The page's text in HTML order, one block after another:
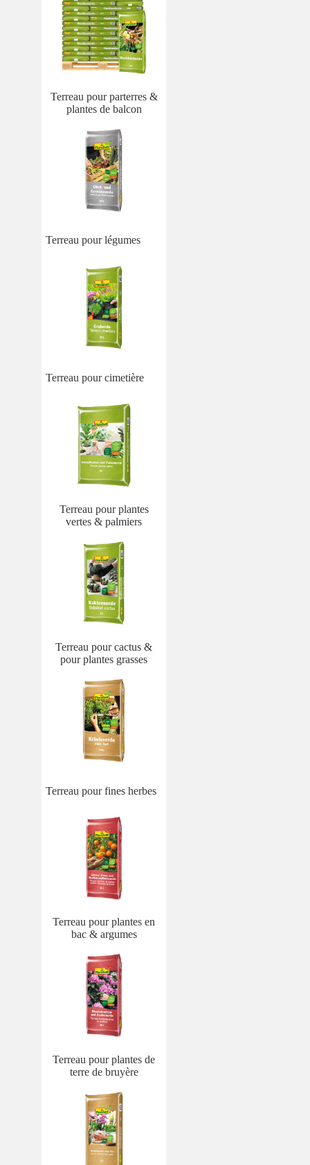
Terreau pour parterres &
plantes de balcon
Terreau pour légumes
Terreau pour cimetière
Terreau pour plantes
vertes & palmiers
Terreau pour cactus &
pour plantes grasses
Terreau pour fines herbes
Terreau pour plantes en
bac & argumes
Terreau pour plantes de
terre de bruyère